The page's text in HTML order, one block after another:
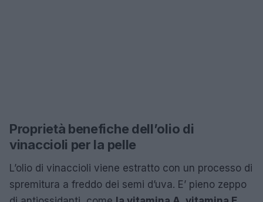
Proprietà benefiche dell’olio di
vinaccioli per la pelle
L’olio di vinaccioli viene estratto con un processo di
spremitura a freddo dei semi d’uva. E’ pieno zeppo